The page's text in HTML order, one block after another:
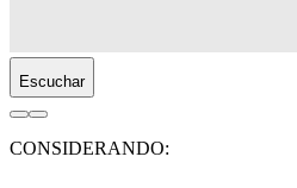
Escuchar
CONSIDERANDO: